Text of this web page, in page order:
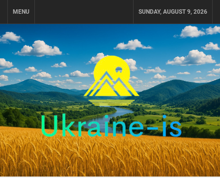
MENU SUNDAY, AUGUST 9, 2026
UKRAINE-IS
ПУТЕШЕСТВИЕ ПО УКРАИНЕ